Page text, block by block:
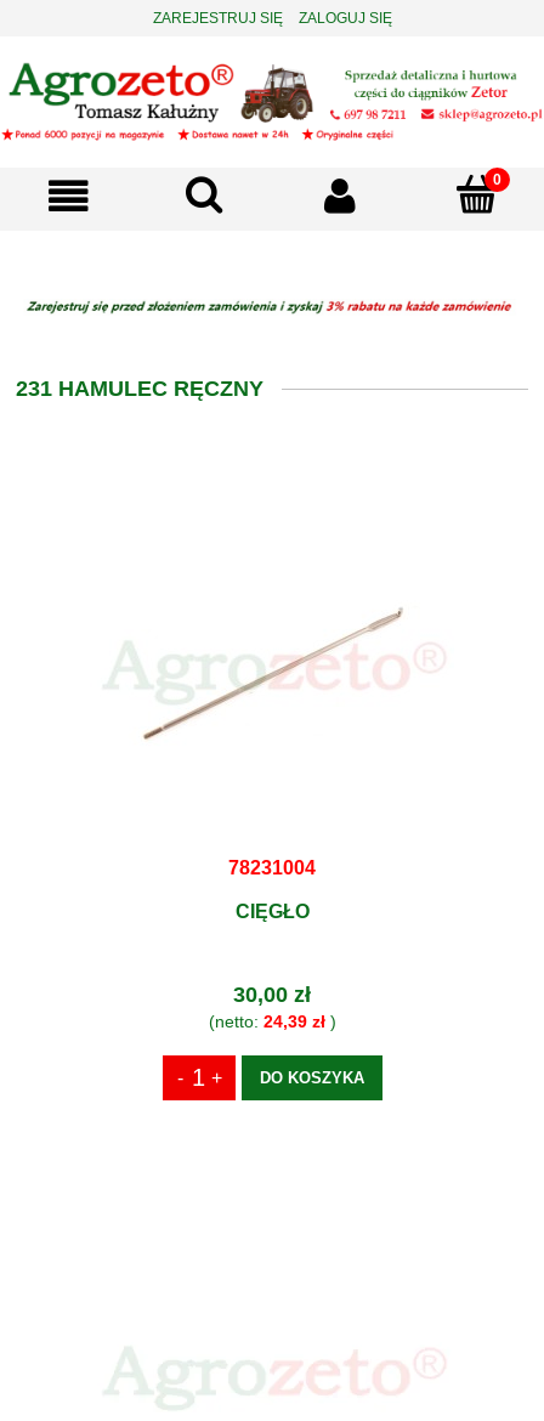
ZAREJESTRUJ SIĘ ZALOGUJ SIĘ
231 HAMULEC RĘCZNY
78231004
CIĘGŁO
30,00 zł
(netto: 24,39 zł)
DO KOSZYKA